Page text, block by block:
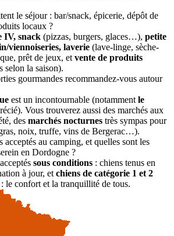
le séjour : bar/snack, épicerie, dépôt de
locaux ?
IV, snack (pizzas, burgers, glaces…), petite
viennoiseries, laverie (lave-linge, sèche-
prêt de jeux, et vente de produits
selon la saison).
gourmandes recommandez-vous autour
est un incontournable (notamment le
Vous trouverez aussi des marchés aux
des marchés nocturnes très sympas pour
noix, truffe, vins de Bergerac…).
acceptés au camping, et quelles sont les
en Dordogne ?
sous conditions : chiens tenus en
à jour, et chiens de catégorie 1 et 2
le confort et la tranquillité de tous.